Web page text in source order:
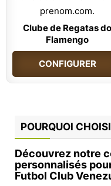
Clube de Regatas do
Flamengo
CONFIGURER
POURQUOI
Découvrez notre
personnalisés
Futbol Club